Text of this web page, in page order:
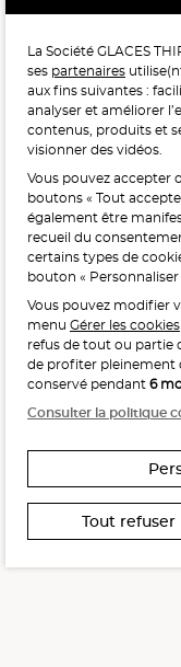
POUR VOTRE
LÉGUMES PAR
L'abus d'alcool est
Interdiction
aux
La preuve de
La Société GLACES
ses partenaires
aux fins suivantes :
analyser et améliorer
contenus, produits et
visionner des vidéos.
Vous pouvez accepter
boutons « Tout
également être
recueil du
certains types de
bouton « Personnaliser
Vous pouvez modifier
menu Gérer les cookies
refus de tout ou partie
de profiter pleinement
conservé pendant 6
Consulter la politique
Tout refuser